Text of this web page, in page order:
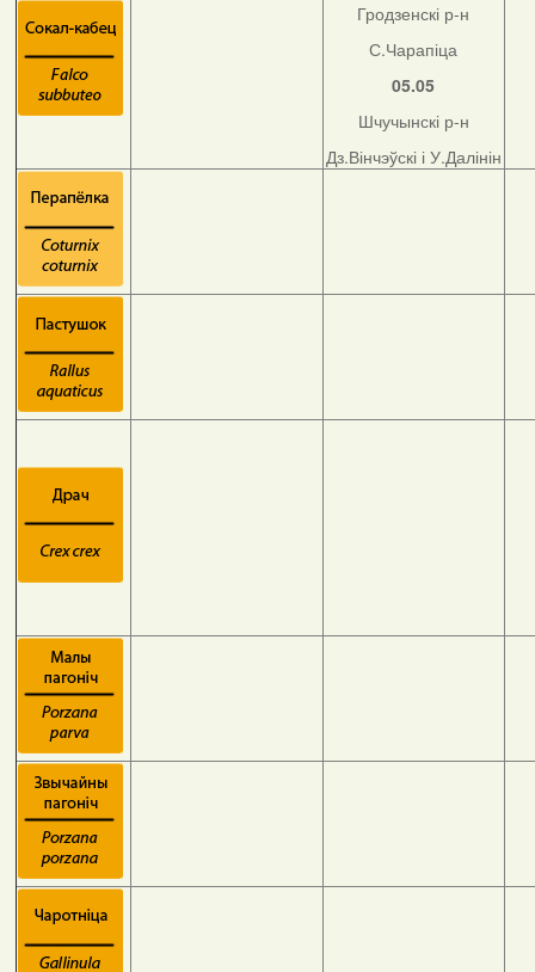
Гродзенскі р-н
С.Чарапіца
05.05
Шчучынскі р-н
Дз.Вінчэўскі і У.Далінін